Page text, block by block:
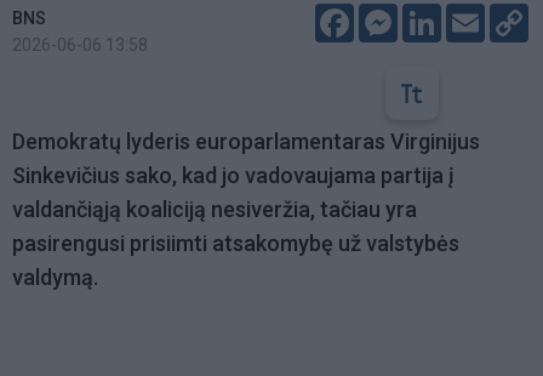
BNS
2026-06-06 13:58
FacebookMessenger
LinkedIn
Email
Demokratų lyderis europarlamentaras Virginijus
Sinkevičius sako, kad jo vadovaujama partija į
valdančiąją koaliciją nesiveržia, tačiau yra
pasirengusi prisiimti atsakomybę už valstybės
valdymą.